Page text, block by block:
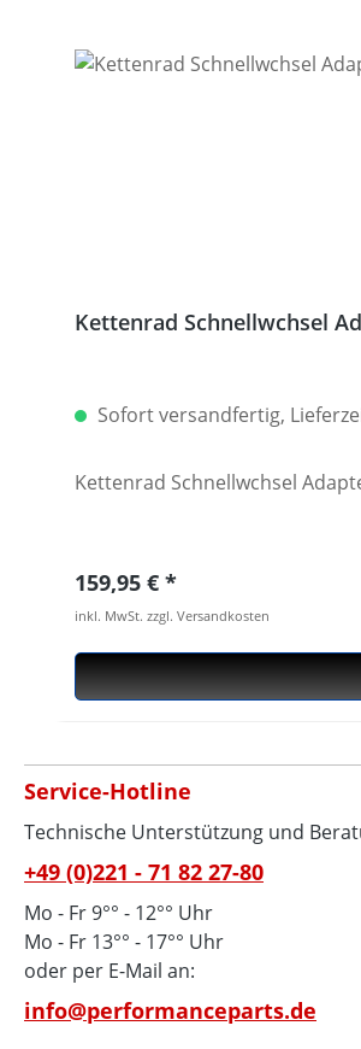
Kettenrad Schnellwchsel
Sofort versandfertig,
Kettenrad Schnellwchsel
Regulärer Preis:
159,95 €
inkl. MwSt. zzgl. Versandkosten
Service-Hotline
Technische Unterstützung und
+49 (0)221 - 71 82 27-80
Mo - Fr 9°° - 12°° Uhr
Mo - Fr 13°° - 17°° Uhr
oder per E-Mail an:
info@performanceparts.de